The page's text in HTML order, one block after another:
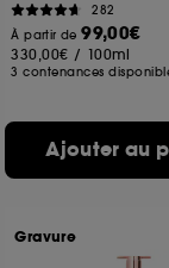
282
À partir de99,00€
330,00€ / 100ml
3 contenances
Ajouter au
Gravure